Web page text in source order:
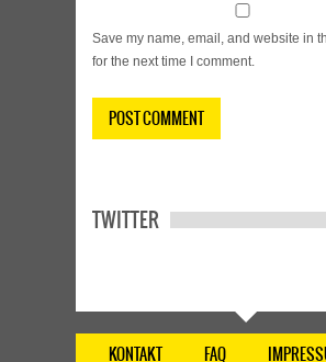
Save my name, email, and website in
for the next time I comment.
TWITTER
KONTAKT FAQ